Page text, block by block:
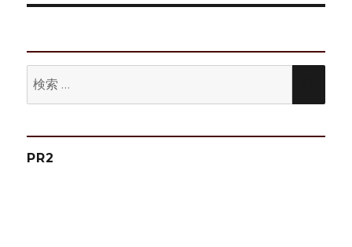
シ
ン
稿:
索
PR2